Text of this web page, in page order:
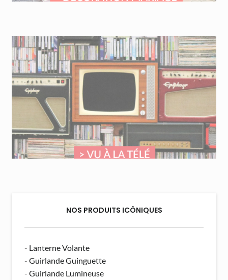
NOS PRODUITS ICÔNIQUES
- Lanterne Volante
-Guirlande Guinguette
-Guirlande Lumineuse